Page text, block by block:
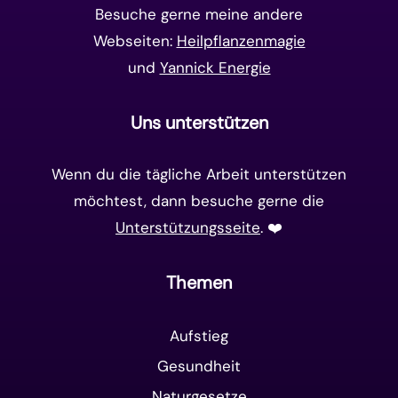
Besuche gerne meine andere
Webseiten: Heilpflanzenmagie
und Yannick Energie
Uns unterstützen
Wenn du die tägliche Arbeit unterstützen
möchtest, dann besuche gerne die
Unterstützungsseite. ❤️️
Themen
Aufstieg
Gesundheit